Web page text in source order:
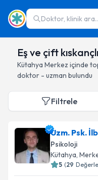
Doktor, klinik
Eş ve çift
Kütahya Merkez içinde
doktor - uzman bulundu
Filtrele
Uzm. Psk.
Psikoloji
Kütahya,
5 (29